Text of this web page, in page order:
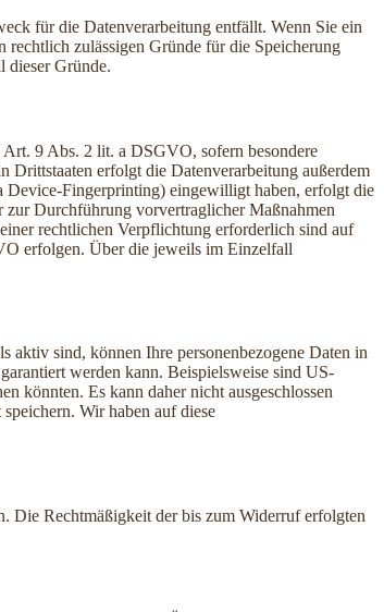
für die Datenverarbeitung entfällt. Wenn Sie ein
zulässigen Gründe für die Speicherung
dieser Gründe.
9 Abs. 2 lit. a DSGVO, sofern besondere
erfolgt die Datenverarbeitung außerdem
Fingerprinting) eingewilligt haben, erfolgt die
Durchführung vorvertraglicher Maßnahmen
rechtlichen Verpflichtung erforderlich sind auf
erfolgen. Über die jeweils im Einzelfall
aktiv sind, können Ihre personenbezogene Daten in
werden kann. Beispielsweise sind US-
könnten. Es kann daher nicht ausgeschlossen
Wir haben auf diese
Die Rechtmäßigkeit der bis zum Widerruf erfolgten